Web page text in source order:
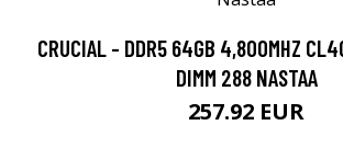
CRUCIAL - DDR5 64GB 4,800MHZ
DIMM 288 NASTAA
257.92 EUR